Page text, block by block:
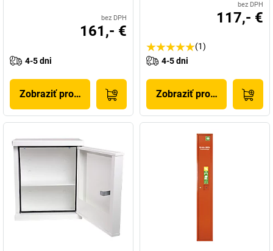
bez DPH
161,- €
4-5 dni
Zobraziť produkt
bez DPH
117,- €
(1)
4-5 dni
Zobraziť produkt